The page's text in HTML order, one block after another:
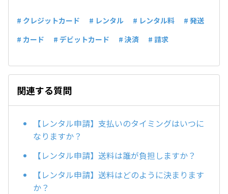
# クレジットカード # レンタル # レンタル料
# 発送
# カード
# デビットカード # 決済 # 請求
関連する質問
【レンタル申請】支払いのタイミングはいつに
なりますか？
【レンタル申請】送料は誰が負担しますか？
【レンタル申請】送料はどのように決まります
か？